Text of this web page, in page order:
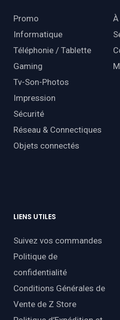
Promo
Informatique
Téléphonie / Tablette
Gaming
Tv-Son-Photos
Impression
Sécurité
Réseau & Connectiques
Objets connectés
LIENS UTILES
Suivez vos commandes
Politique de
confidentialité
Conditions Générales de
Vente de Z Store